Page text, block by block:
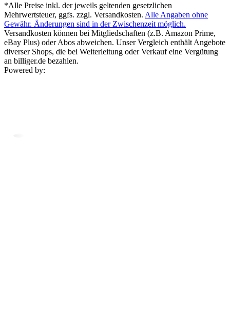
*Alle Preise inkl. der jeweils geltenden gesetzlichen
Mehrwertsteuer, ggfs. zzgl. Versandkosten. Alle Angaben ohne
Gewähr. Änderungen sind in der Zwischenzeit möglich.
Versandkosten können bei Mitgliedschaften (z.B. Amazon Prime,
eBay Plus) oder Abos abweichen. Unser Vergleich enthält Angebote
diverser Shops, die bei Weiterleitung oder Verkauf eine Vergütung
an billiger.de bezahlen.
Powered by: